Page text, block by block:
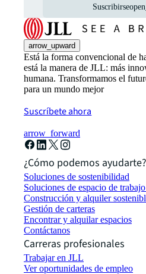
Suscribirse
arrow_upward
Está la forma convencional de
está la manera de JLL: más
humana. Transformamos el
para un mundo mejor
Suscríbete ahora
arrow_forward
¿Cómo podemos ayudarte?
Soluciones de sostenibilidad
Soluciones de espacio de
Construcción y alquiler
Gestión de carteras
Encontrar y alquilar espacios
Contáctanos
Carreras profesionales
Trabajar en JLL
Ver oportunidades de empleo